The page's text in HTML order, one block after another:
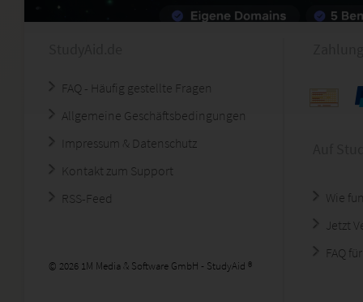
FAQ - Häufig gestellte Fragen
Allgemeine Geschäftsbedingungen
Impressum & Datenschutz
Kontakt zum Support
RSS-Feed
© 2026 1M Media & Software GmbH - StudyAid ®
Wie
Jetzt
FAQ